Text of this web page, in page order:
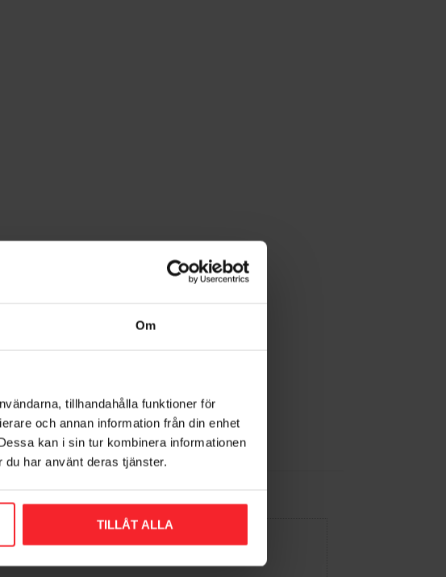
Om
tillhandahålla funktioner för
och annan information från din enhet
kan i sin tur kombinera informationen
har använt deras tjänster.
TILLÅT ALLA